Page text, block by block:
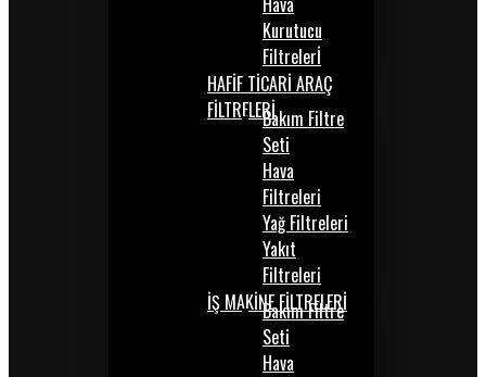
Kurutucu
Filtrelerİ
HAFİF TİCARİ ARAÇ
FİLTRELERİBakım Filtre
Seti
Hava
Filtreleri
Yağ Filtreleri
Yakıt
Filtreleri
İŞ MAKİNE FİLTRELERİ
Bakım Filtre
Seti
Hava